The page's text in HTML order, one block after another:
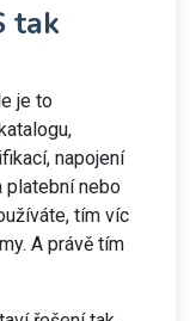
tak
je to
napojení
platební nebo
tím víc
A právě tím